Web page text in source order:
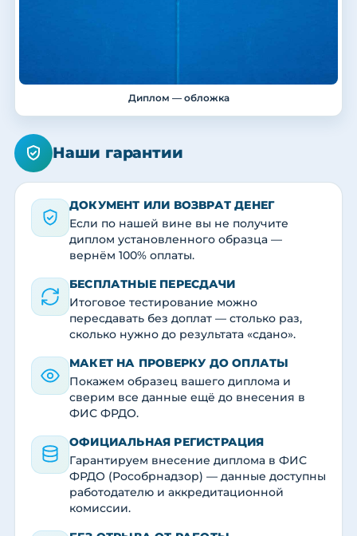
Диплом — обложка
Наши гарантии
ДОКУМЕНТ ИЛИ ВОЗВРАТ ДЕНЕГ
Если по нашей вине вы не получите
диплом установленного образца —
вернём 100% оплаты.
БЕСПЛАТНЫЕ ПЕРЕСДАЧИ
Итоговое тестирование можно
пересдавать без доплат — столько раз,
сколько нужно до результата «сдано».
МАКЕТ НА ПРОВЕРКУ ДО ОПЛАТЫ
Покажем образец вашего диплома и
сверим все данные ещё до внесения в
ФИС ФРДО.
ОФИЦИАЛЬНАЯ РЕГИСТРАЦИЯ
Гарантируем внесение диплома в ФИС
ФРДО (Рособрнадзор) — данные доступны
работодателю и аккредитационной
комиссии.